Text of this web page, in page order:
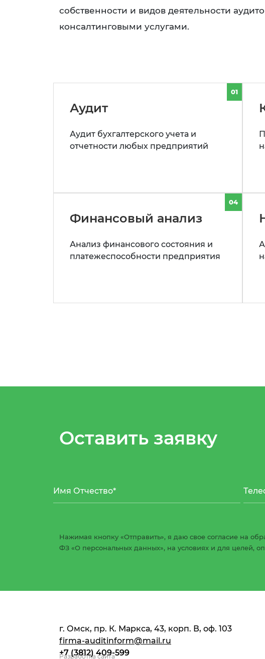
собственности и видов деятельности
консалтинговыми услугами.
01
Аудит
Аудит бухгалтерского учета и
отчетности любых предприятий
04
Финансовый анализ
Анализ финансового состояния и
платежеспособности предприятия
Оставить заявку
Нажимая кнопку «Отправить», я даю свое согласие на
ФЗ «О персональных данных», на условиях и для целей,
г. Омск, пр. К. Маркса, 43, корп. В, оф. 103
firma-auditinform@mail.ru
+7 (3812) 409-599
Разработка сайта